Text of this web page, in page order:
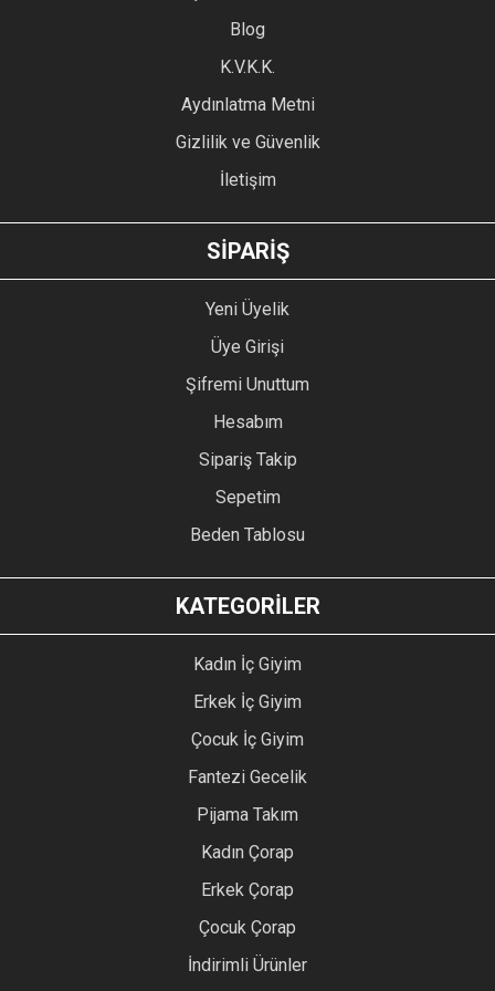
Ürün bilgilerinde hatalar bulunuyor.
Ürün fiyatı diğer sitelerden daha pahalı.
GÖNDER
Blog
K.V.K.K.
Aydınlatma Metni
Gizlilik ve Güvenlik
İletişim
SİPARİŞ
Yeni Üyelik
Üye Girişi
Şifremi Unuttum
Hesabım
Sipariş Takip
Sepetim
Beden Tablosu
KATEGORİLER
Kadın İç Giyim
Erkek İç Giyim
Çocuk İç Giyim
Fantezi Gecelik
Pijama Takım
Kadın Çorap
Erkek Çorap
Çocuk Çorap
İndirimli Ürünler